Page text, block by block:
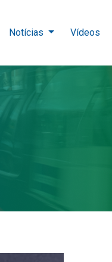
Notícias Vídeos